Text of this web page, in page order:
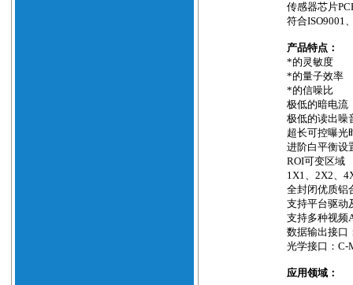
传感器芯片
符合ISO9001
产品特点：
*的灵敏度
*的量子效率
*的信噪比
极低的暗电流
极低的读出噪
超长可控曝光
进阶白平衡设
ROI可变区域
1X1、2X2、
全封闭优质铝
支持平台驱动
支持多种视频
数据输出接口
光学接口：C-
应用领域：